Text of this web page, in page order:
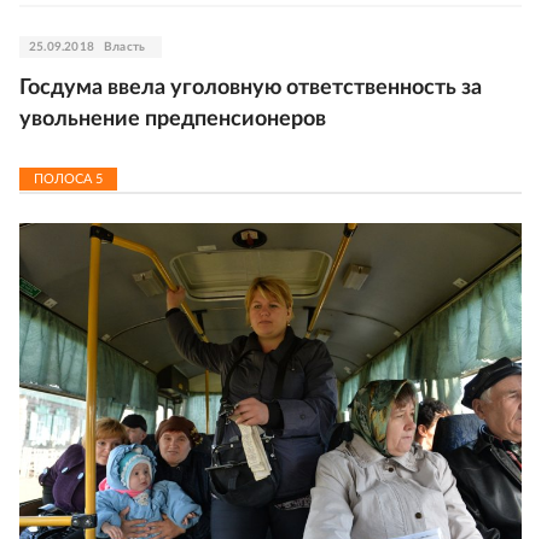
25.09.2018 Власть
Госдума ввела уголовную ответственность за
увольнение предпенсионеров
ПОЛОСА 5